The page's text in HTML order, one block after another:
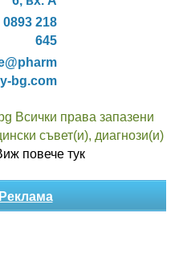
0893 218
645
bg.com
Всички права запазени
съвет(и), диагнози(и)
повече тук
Реклама